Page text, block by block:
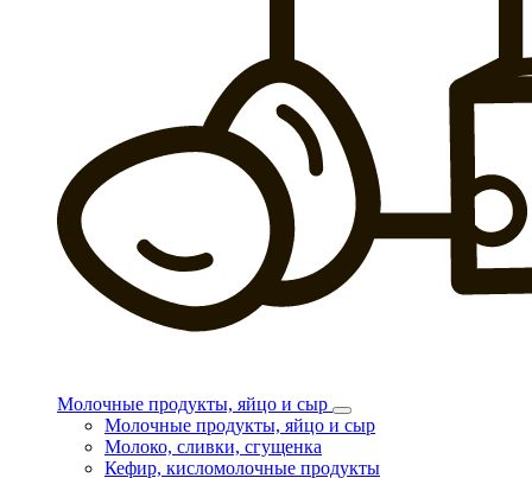
Молочные продукты, яйцо и сыр
Молочные продукты, яйцо и сыр
Молоко, сливки, сгущенка
Кефир, кисломолочные продукты